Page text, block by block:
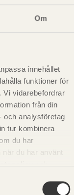
Om
innehållet
funktioner för
Vi vidarebefordrar
från din
och analysföretag
tur kombinera
du har
du har använt
missfärgning